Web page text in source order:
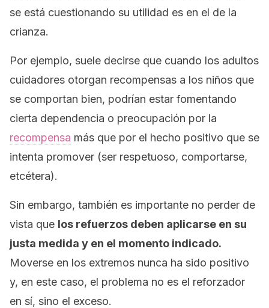
se está cuestionando su utilidad es en el de la
crianza.
Por ejemplo, suele decirse que cuando los adultos
cuidadores otorgan recompensas a los niños que
se comportan bien, podrían estar fomentando
cierta dependencia o preocupación por la
recompensa más que por el hecho positivo que se
intenta promover (ser respetuoso, comportarse,
etcétera).
Sin embargo, también es importante no perder de
vista que los refuerzos deben aplicarse en su
justa medida y en el momento indicado.
Moverse en los extremos nunca ha sido positivo
y, en este caso, el problema no es el reforzador
en sí, sino el exceso.